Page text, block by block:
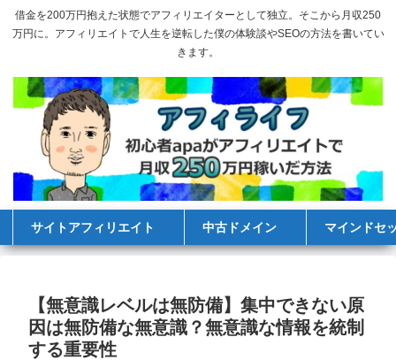
借金を200万円抱えた状態でアフィリエイターとして独立。そこから月収250
万円に。アフィリエイトで人生を逆転した僕の体験談やSEOの方法を書いてい
きます。
サイトアフィリエイト 中古ドメイン マインドセ
【無意識レベルは無防備】集中できない原
因は無防備な無意識？無意識な情報を統制
する重要性